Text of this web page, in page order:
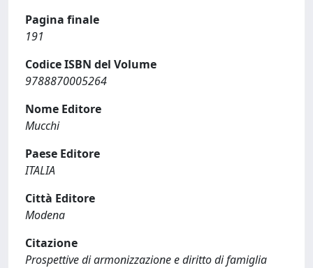
Pagina finale
191
Codice ISBN del Volume
9788870005264
Nome Editore
Mucchi
Paese Editore
ITALIA
Città Editore
Modena
Citazione
Prospettive di armonizzazione e diritto di famiglia